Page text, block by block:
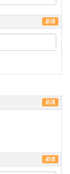
必須
必須
必須